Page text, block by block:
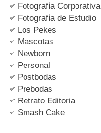
Fotografía Corporativa
Fotografía de Estudio
Los Pekes
Mascotas
Newborn
Personal
Postbodas
Prebodas
Retrato Editorial
Smash Cake